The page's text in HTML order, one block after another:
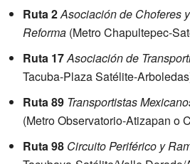
Ruta 2Asociación de Choferes
Reforma (Metro Chapultepec-
Ruta 17Asociación de
Tacuba-Plaza Satélite-
Ruta 89 Transportistas
(Metro Observatorio-Atizapan o
Ruta 98 Circuito Periférico y